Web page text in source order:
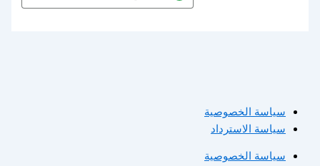
سياسة الخصوصية
سياسة الاسترداد
سياسة الخصوصية